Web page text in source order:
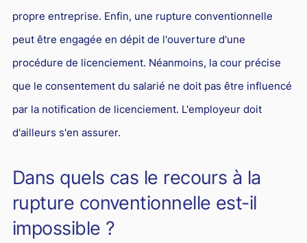
propre entreprise. Enfin, une rupture conventionnelle
peut être engagée en dépit de l'ouverture d'une
procédure de licenciement. Néanmoins, la cour précise
que le consentement du salarié ne doit pas être influencé
par la notification de licenciement. L'employeur doit
d'ailleurs s'en assurer.
Dans quels cas le recours à la
rupture conventionnelle est-il
impossible ?